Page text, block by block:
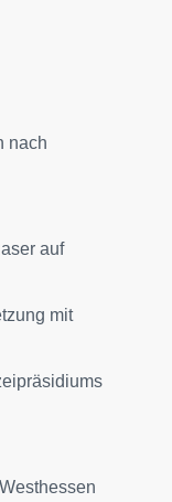
nach
auf
mit